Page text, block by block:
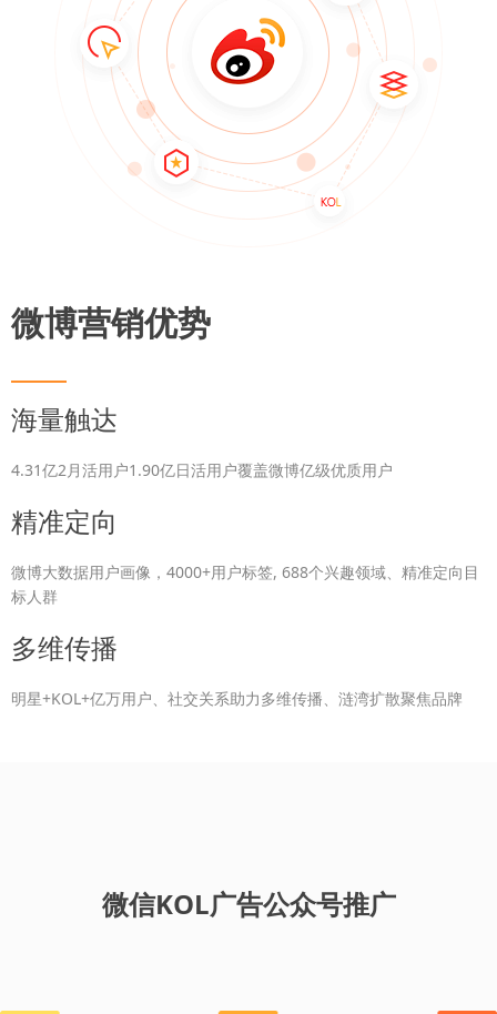
微博营销优势
海量触达
4.31亿2月活用户1.90亿日活用户覆盖微博亿级优质用户
精准定向
微博大数据用户画像，4000+用户标签, 688个兴趣领域、精准定向目
标人群
多维传播
明星+KOL+亿万用户、社交关系助力多维传播、涟湾扩散聚焦品牌
微信KOL广告公众号推广